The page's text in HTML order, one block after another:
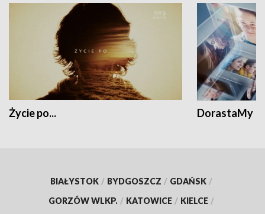
Życie po... DorastaMy
BIAŁYSTOK / BYDGOSZCZ / GDAŃSK /
GORZÓW WLKP. / KATOWICE / KIELCE /